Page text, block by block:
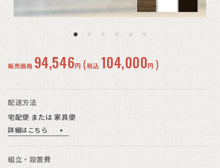
販売価格 94,546円 (税込 104,000円 )
配送方法
宅配便 または 家具便
詳細はこちら
組立・設置費